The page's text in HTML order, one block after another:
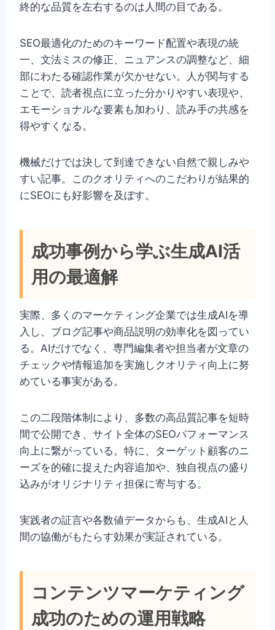
終的な品質を左右するのは人間の目である。
SEO最適化のためのキーワード配置や表現の統
一、文法ミスの修正、ニュアンスの調整など、細
部にわたる確認作業が欠かせない。人が関与する
ことで、読者視点に立った分かりやすい表現や、
エモーショナルな要素も加わり、読み手の共感を
得やすくなる。
機械だけでは決して到達できない自然で親しみや
すい記事。このクオリティへのこだわりが結果的
にSEOにも好影響を及ぼす。
成功事例から学ぶ生成AI活
用の最適解
実際、多くのマーケティング企業では生成AIを導
入し、ブログ記事や商品説明の効率化を図ってい
る。AIだけでなく、専門編集者や担当者が文章の
チェックや情報追加を実施しクオリティ向上に努
めている事実がある。
この二段階体制により、多数の高品質記事を短時
間で公開でき、サイト全体のSEOパフォーマンス
向上に繋がっている。特に、ターゲット顧客のニ
ーズを的確に捉えた内容追加や、独自視点の盛り
込みがオリジナリティ担保に寄与する。
実践者の証言や各数値データからも、生成AIと人
間の協働がもたらす効果が実証されている。
コンテンツマーケティング
成功のための運用戦略